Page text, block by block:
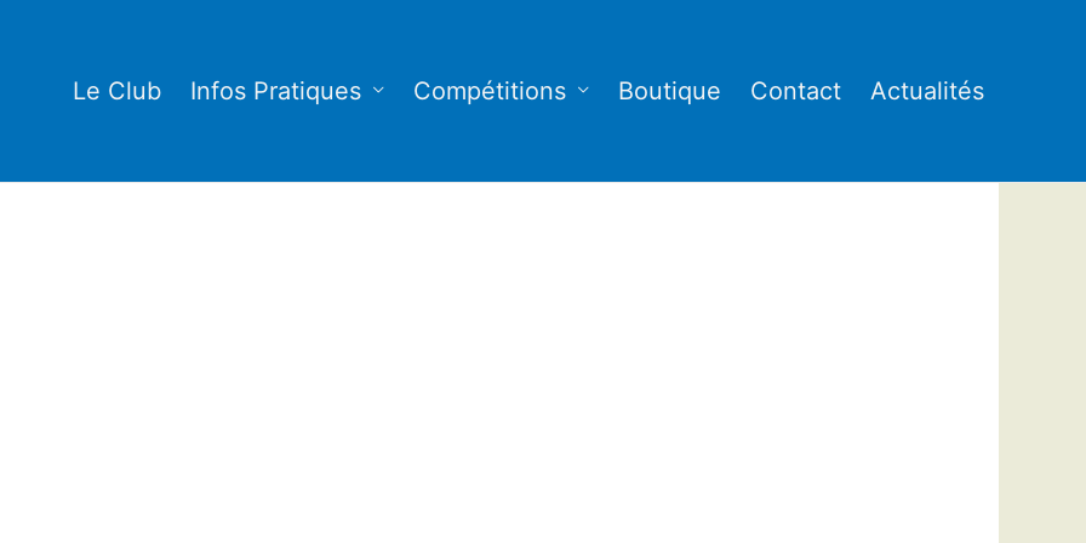
Le Club Infos Pratiques Compétitions Boutique Contact Actualités